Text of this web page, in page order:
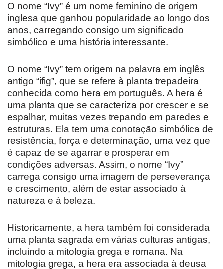
O nome “Ivy” é um nome feminino de origem
inglesa que ganhou popularidade ao longo dos
anos, carregando consigo um significado
simbólico e uma história interessante.
O nome “Ivy” tem origem na palavra em inglês
antigo “ifig”, que se refere à planta trepadeira
conhecida como hera em português. A hera é
uma planta que se caracteriza por crescer e se
espalhar, muitas vezes trepando em paredes e
estruturas. Ela tem uma conotação simbólica de
resistência, força e determinação, uma vez que
é capaz de se agarrar e prosperar em
condições adversas. Assim, o nome “Ivy”
carrega consigo uma imagem de perseverança
e crescimento, além de estar associado à
natureza e à beleza.
Historicamente, a hera também foi considerada
uma planta sagrada em várias culturas antigas,
incluindo a mitologia grega e romana. Na
mitologia grega, a hera era associada à deusa